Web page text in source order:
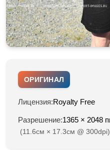
ОРИГИНАЛ
Лицензия:Royalty Free
Разрешение:1365 × 2048
(11.6см × 17.3см @ 300dpi)